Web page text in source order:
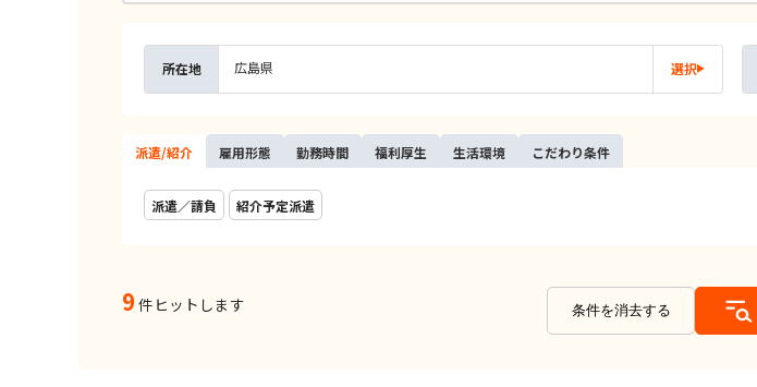
所在地 広島県 選択
派遣/紹介 雇用形態 勤務時間 福利厚生 生活環境 こだわり条件
派遣／請負 紹介予定派遣
9 件ヒットします 条件を消去する